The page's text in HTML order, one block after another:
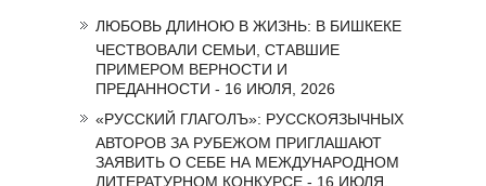
ЛЮБОВЬ ДЛИНОЮ В ЖИЗНЬ: В БИШКЕКЕ
ЧЕСТВОВАЛИ СЕМЬИ, СТАВШИЕ
ПРИМЕРОМ ВЕРНОСТИ И
ПРЕДАННОСТИ - 16 ИЮЛЯ, 2026
«РУССКИЙ ГЛАГОЛЪ»: РУССКОЯЗЫЧНЫХ
АВТОРОВ ЗА РУБЕЖОМ ПРИГЛАШАЮТ
ЗАЯВИТЬ О СЕБЕ НА МЕЖДУНАРОДНОМ
ЛИТЕРАТУРНОМ КОНКУРСЕ - 16 ИЮЛЯ,